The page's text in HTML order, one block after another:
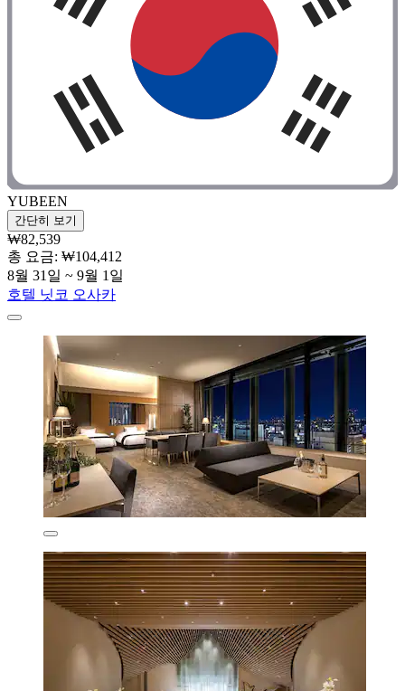
YUBEEN
간단히 보기
₩82,539
총 요금: ₩104,412
8월 31일 ~ 9월 1일
호텔 닛코 오사카